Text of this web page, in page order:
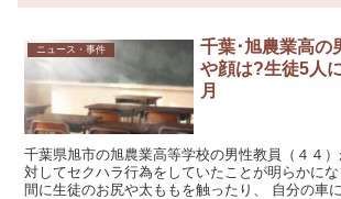
ニュース・事件
千葉･旭農業高の
や顔は?生徒5人
月
千葉県旭市の旭農業高等学校の男性教員（４４
対してセクハラ行為をしていたことが明らかに
間に生徒のお尻や太ももを触ったり、 自分の車